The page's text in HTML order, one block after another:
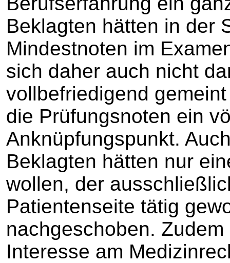
Beklagten hätten in der
Mindestnoten im
sich daher auch nicht
vollbefriedigend
die Prüfungsnoten ein
Anknüpfungspunkt.
Beklagten hätten nur
wollen, der
Patientenseite tätig
nachgeschoben.
Interesse am